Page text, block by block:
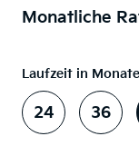
Monatliche
Laufzeit in
24 36